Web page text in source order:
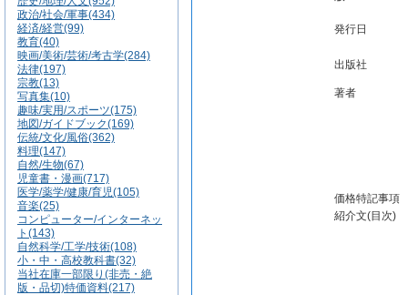
政治/社会/軍事(434)
経済/経営(99)
教育(40)
映画/美術/芸術/考古学(284)
法律(197)
宗教(13)
写真集(10)
趣味/実用/スポーツ(175)
地図/ガイドブック(169)
伝統/文化/風俗(362)
料理(147)
自然/生物(67)
児童書・漫画(717)
医学/薬学/健康/育児(105)
音楽(25)
コンピューター/インターネッ
ト(143)
自然科学/工学/技術(108)
小・中・高校教科書(32)
当社在庫一部限り(非売・絶
版・品切)特価資料(217)
発行日
出版社
著者
価格特記事項
紹介文(目次)